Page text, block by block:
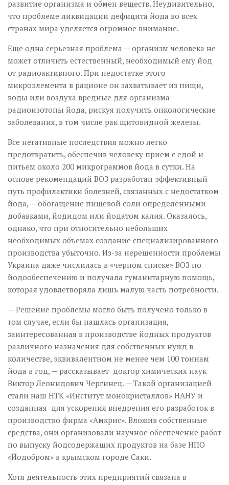
развитие организма и обмен веществ. Неудивительно,
что проблеме ликвидации дефицита йода во всех
странах мира уделяется огромное внимание.
Еще одна серьезная проблема — организм человека не
может отличить естественный, необходимый ему йод
от радиоактивного. При недостатке этого
микроэлемента в рационе он захватывает из пищи,
воды или воздуха вредные для организма
радиоизотопы йода, рискуя получить онкологические
заболевания, в том числе рак щитовидной железы.
Все негативные последствия можно легко
предотвратить, обеспечив человеку прием с едой и
питьем около 200 микрограммов йода в сутки. На
основе рекомендаций ВОЗ разработан эффективный
путь профилактики болезней, связанных с недостатком
йода, — обогащение пищевой соли определенными
добавками, йодидом или йодатом калия. Оказалось,
однако, что при относительно небольших
необходимых объемах создание специализированного
производства убыточно. Из-за нерешенности проблемы
Украина даже числилась в «черном списке» ВОЗ по
йодо­обеспечению и получала гуманитарную помощь,
которая удовлетворяла лишь малую часть потребности.
— Решение проблемы могло быть получено только в
том случае, если бы нашлась организация,
заинтересованная в производстве йодных продуктов
различного назначения для собственных нужд в
количестве, эквивалентном не менее чем 100 тоннам
йода в год, — рассказывает доктор химических наук
Виктор Леонидович Чергинец. — Такой организацией
стали наш НТК «Институт монокристаллов» НАНУ и
созданная для ускорения внедрения его разработок в
производство фирма «Амкрис». Вложив собственные
средства, они организовали научное обеспечение работ
по выпуску йодсодержащих продуктов на базе НПО
«Йодобром» в крымском городе Саки.
Хотя деятельность этих предприятий связана в